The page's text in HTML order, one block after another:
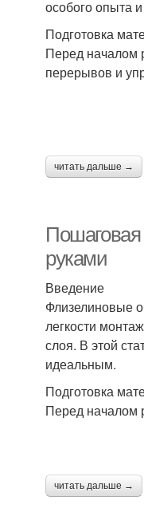
особого опыта
Подготовка
Перед началом
перерывов и
читать дальше →
руками
Введение
Флизелиновые
легкости
слоя. В этой
идеальным.
Подготовка
Перед началом
читать дальше →